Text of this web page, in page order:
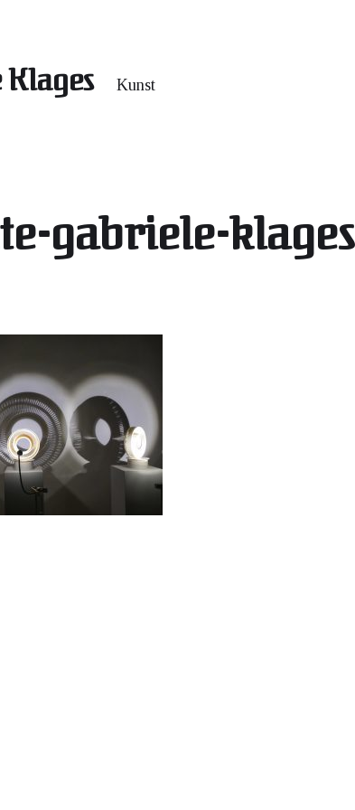
Kunst
gabriele-klages